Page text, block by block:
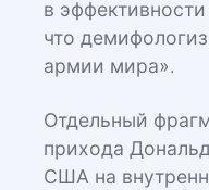
в
что
армии мира».
Отдельный
прихода
США на